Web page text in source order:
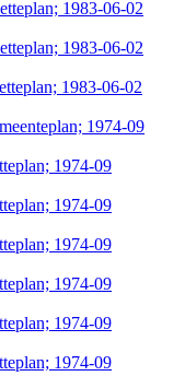
1983-06-02
1983-06-02
1983-06-02
1974-09
1974-09
1974-09
1974-09
1974-09
1974-09
1974-09